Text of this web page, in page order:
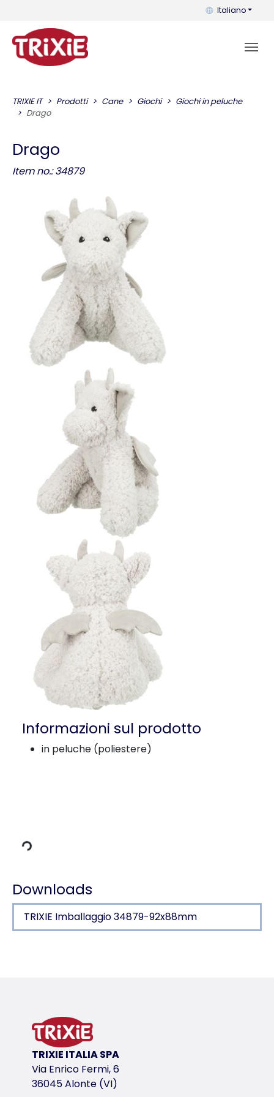
Puoi cambiare
Italiano
TRIXIE IT Prodotti Cane Giochi
Giochi in peluche
Drago
Drago
Item no.: 34879
Informazioni sul prodotto
in peluche (poliestere)
Downloads
TRIXIE Imballaggio 34879-92x88mm
variante di prodotto
variante di prodotto: numero unico del
Misure
28 cm
TRIXIE ITALIA SPA
Via Enrico Fermi, 6
36045 Alonte (VI)